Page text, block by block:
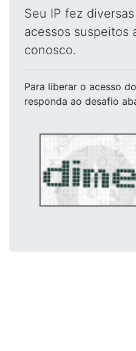
Seu IP fez
acessos suspeitos
conosco.
Para liberar o acesso
responda ao desafio